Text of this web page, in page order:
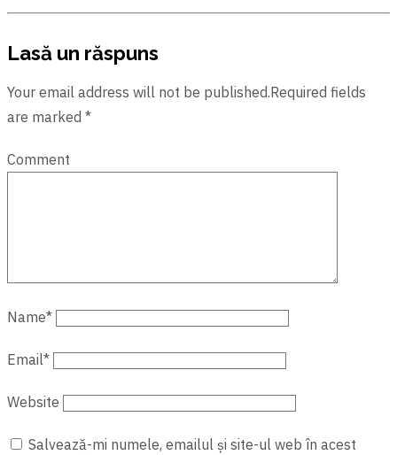
Lasă un răspuns
Your email address will not be published.Required fields
are marked *
Comment
Name*
Email*
Website
Salvează-mi numele, emailul și site-ul web în acest